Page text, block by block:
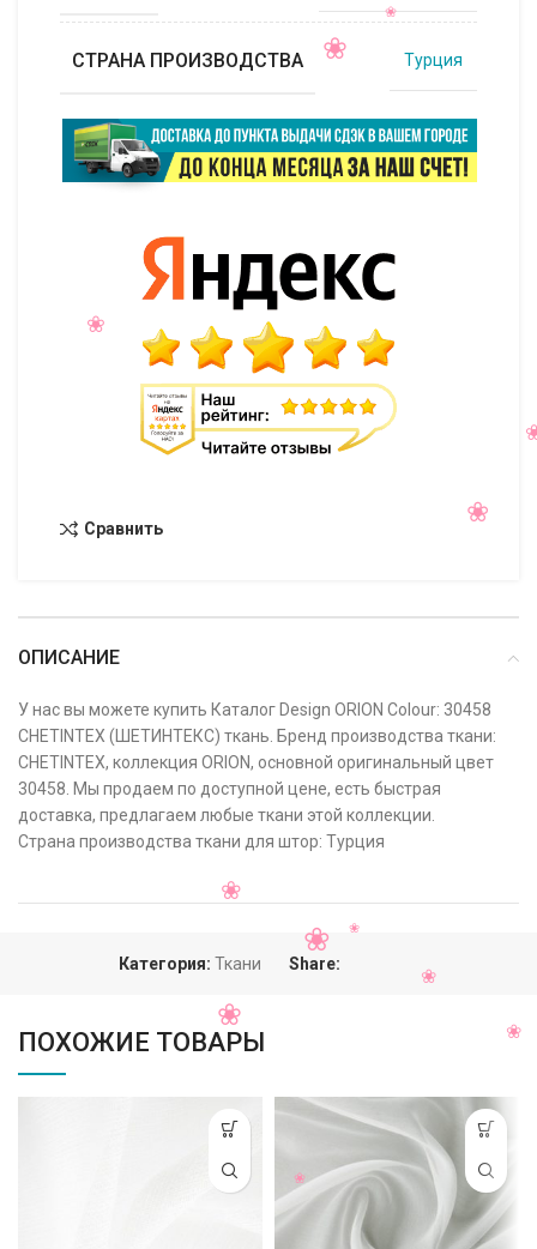
СТРАНА ПРОИЗВОДСТВА Турция
Сравнить
ОПИСАНИЕ
У нас вы можете купить Каталог Design ORION Colour: 30458
CHETINTEX (ШЕТИНТЕКС) ткань. Бренд производства ткани:
CHETINTEX, коллекция ORION, основной оригинальный цвет
30458. Мы продаем по доступной цене, есть быстрая
доставка, предлагаем любые ткани этой коллекции.
Страна производства ткани для штор: Турция
Категория: Ткани Share:
ПОХОЖИЕ ТОВАРЫ